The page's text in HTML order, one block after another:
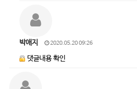
박애지 2020.05.20 09:26
댓글내용 확인